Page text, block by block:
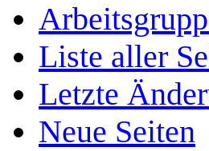
Liste aller
Letzte
Neue Seiten